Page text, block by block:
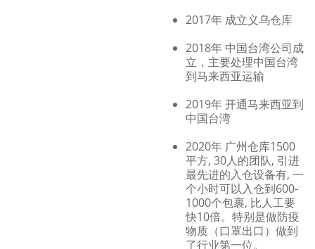
2017年 成立义乌仓库
2018年 中国台湾公司成
立，主要处理中国台湾
到马来西亚运输
2019年 开通马来西亚到
中国台湾
2020年 广州仓库1500
平方, 30人的团队, 引进
最先进的入仓设备有, 一
个小时可以入仓到600-
1000个包裹, 比人工要
快10倍。特别是做防疫
物质（口罩出口）做到
了行业第一位。